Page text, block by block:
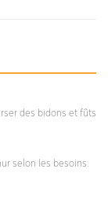
des bidons et fûts
selon les besoins.